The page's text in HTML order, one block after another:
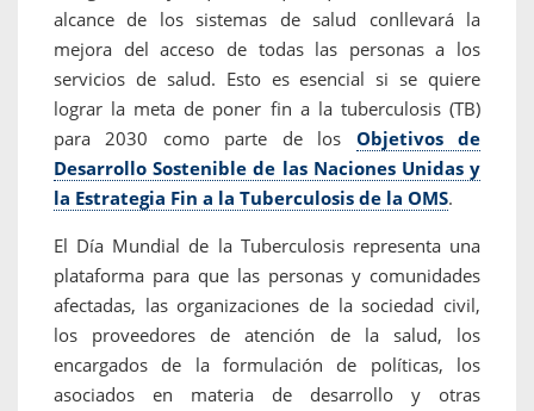
alcance de los sistemas de salud conllevará la
mejora del acceso de todas las personas a los
servicios de salud. Esto es esencial si se quiere
lograr la meta de poner fin a la tuberculosis (TB)
para 2030 como parte de los Objetivos de
Desarrollo Sostenible de las Naciones Unidas y
la Estrategia Fin a la Tuberculosis de la OMS.
El Día Mundial de la Tuberculosis representa una
plataforma para que las personas y comunidades
afectadas, las organizaciones de la sociedad civil,
los proveedores de atención de la salud, los
encargados de la formulación de políticas, los
asociados en materia de desarrollo y otras